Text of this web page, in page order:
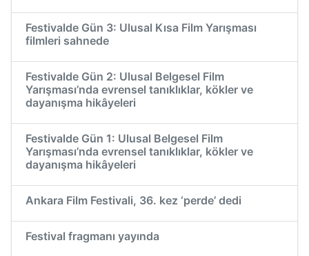
Festivalde Gün 3: Ulusal Kısa Film Yarışması
filmleri sahnede
Festivalde Gün 2: Ulusal Belgesel Film
Yarışması’nda evrensel tanıklıklar, kökler ve
dayanışma hikâyeleri
Festivalde Gün 1: Ulusal Belgesel Film
Yarışması’nda evrensel tanıklıklar, kökler ve
dayanışma hikâyeleri
Ankara Film Festivali, 36. kez ‘perde’ dedi
Festival fragmanı yayında